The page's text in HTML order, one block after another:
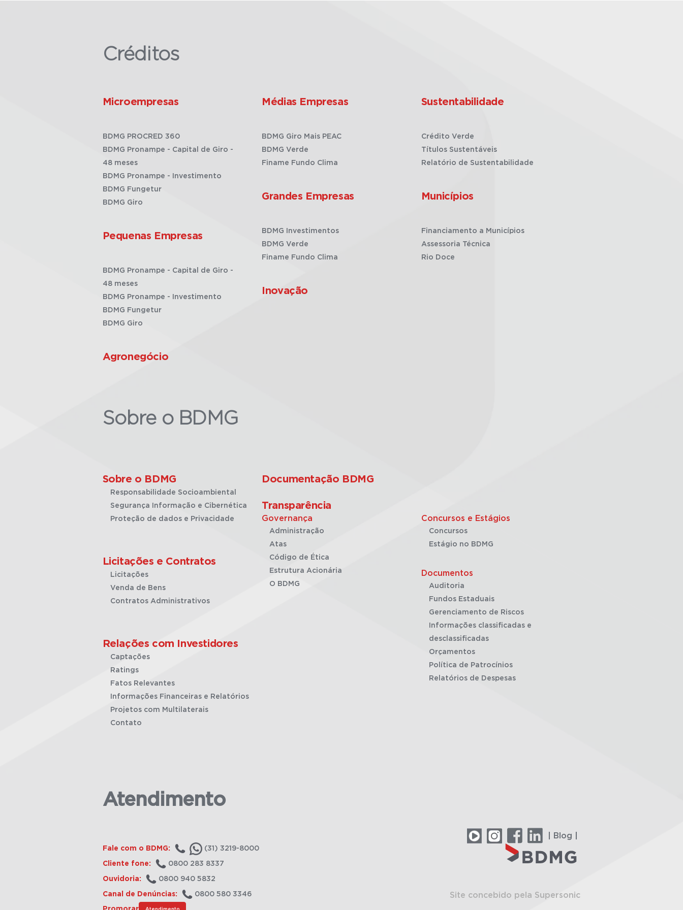
Créditos
Microempresas
BDMG PROCRED 360
BDMG Pronampe - Capital de Giro -
48 meses
BDMG Pronampe - Investimento
BDMG Fungetur
BDMG Giro
Pequenas Empresas
BDMG Pronampe - Capital de Giro -
48 meses
BDMG Pronampe - Investimento
BDMG Fungetur
BDMG Giro
Agronegócio
Médias Empresas
BDMG Giro Mais PEAC
BDMG Verde
Finame Fundo Clima
Grandes Empresas
BDMG Investimentos
BDMG Verde
Finame Fundo Clima
Inovação
Sustentabilidade
Crédito Verde
Títulos Sustentáveis
Relatório de Sustentabilidade
Municípios
Financiamento a Municípios
Assessoria Técnica
Rio Doce
Sobre o BDMG
Sobre o BDMG
Responsabilidade Socioambiental
Segurança Informação e Cibernética
Proteção de dados e Privacidade
Licitações e Contratos
Licitações
Venda de Bens
Contratos Administrativos
Relações com Investidores
Captações
Ratings
Fatos Relevantes
Informações Financeiras e Relatórios
Projetos com Multilaterais
Contato
Documentação BDMG
Transparência
Governança
Administração
Atas
Código de Ética
Estrutura Acionária
O BDMG
Concursos e Estágios
Concursos
Estágio no BDMG
Documentos
Auditoria
Fundos Estaduais
Gerenciamento de Riscos
Informações classificadas e
desclassificadas
Orçamentos
Política de Patrocínios
Relatórios de Despesas
Atendimento
Fale com o BDMG: (31) 3219-8000
Cliente fone: 0800 283 8337
Ouvidoria: 0800 940 5832
Canal de Denúncias: 0800 580 3346
Atendimento
| Blog |
Site concebido pela Supersonic